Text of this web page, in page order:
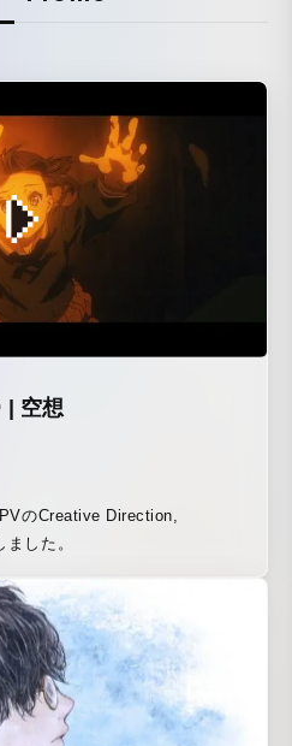
| 空想
のCreative Direction,
した。